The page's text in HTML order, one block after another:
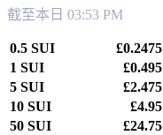
截至本日 03:53 PM
0.5 SUI
£0.2475
1 SUI
£0.495
5 SUI
£2.475
10 SUI
£4.95
50 SUI
£24.75